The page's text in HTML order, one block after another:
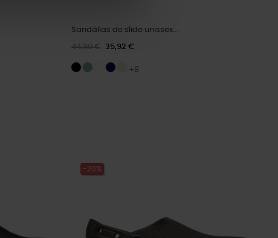
Sandálias de slide unissex...
44,90 € 35,92 €
+8
-20%